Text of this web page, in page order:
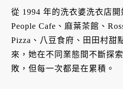
從 1994 年的洗衣婆洗衣店
People Cafe、麻葉茶館、
Pizza、八豆食府、田田村
來，她在不同業態間不斷探
敗，但每一次都是在累積。